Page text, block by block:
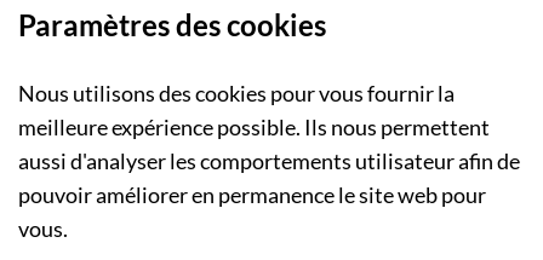
A PROPOS
Qui sommes-nous ?
Actualités
Paramètres des cookies
Nous utilisons des cookies pour vous fournir la
meilleure expérience possible. Ils nous permettent
aussi d'analyser les comportements utilisateur afin de
pouvoir améliorer en permanence le site web pour
vous.